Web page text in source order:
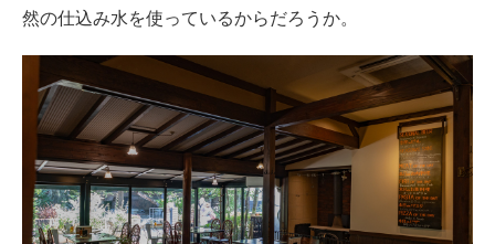
然の仕込み水を使っているからだろうか。